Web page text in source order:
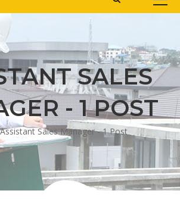
SALES
- 1 POST
Assistant Sales Manager - 1 Post